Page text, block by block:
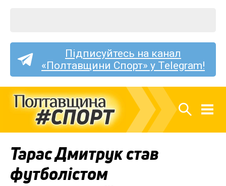
Підписуйтесь на канал
«Полтавщини Спорт» у Telegram!
Тарас Дмитрук став
футболістом